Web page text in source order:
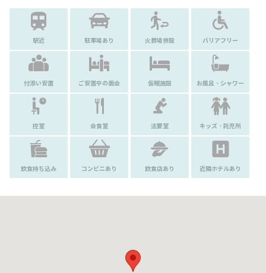
駅近 駐車場あり 火葬場併設 バリアフリー
付添い安置 ご安置中の面会 仮眠施設 お風呂・シャワー
控室 会食室 法要室 キッズ・託児所
飲食持ち込み コンビニあり 飲食店あり 近隣ホテルあり